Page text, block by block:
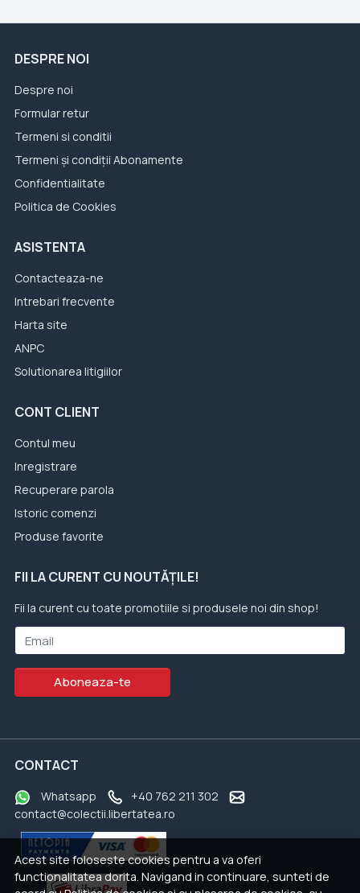
Acest site foloseste cookies pentru a va oferi
functionalitatea dorita. Navigand in continuare, sunteti de
DESPRE NOI
Despre noi
Formular retur
Termeni si conditii
Termeni și condiții Abonamente
Confidentialitate
Politica de Cookies
ASISTENTA
Contacteaza-ne
Intrebari frecvente
Harta site
ANPC
Solutionarea litigiilor
CONT CLIENT
Contul meu
Inregistrare
Recuperare parola
Istoric comenzi
Produse favorite
FII LA CURENT CU NOUTĂȚILE!
Fii la curent cu toate promotiile si produsele noi din shop!
Email
Aboneaza-te
CONTACT
Whatsapp
+40 762 211 302
contact@colectii.libertatea.ro